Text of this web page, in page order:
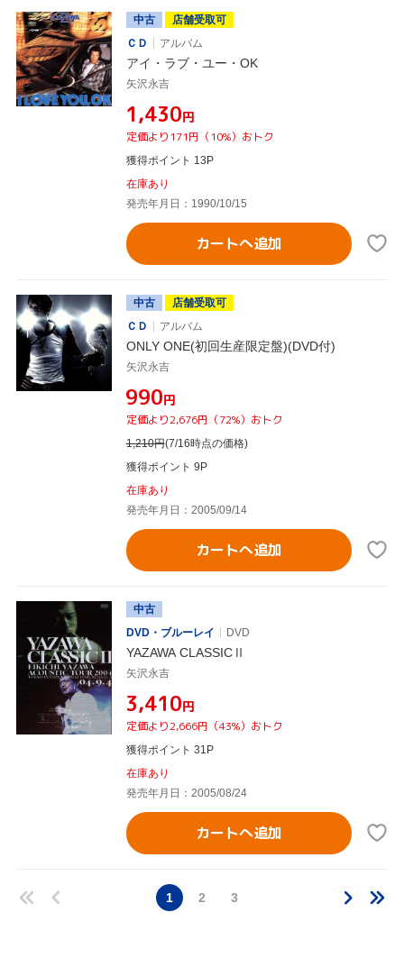
中古
店舗受取可
ＣＤ
アルバム
アイ・ラブ・ユー・OK
矢沢永吉
¥1,430円
定価より171円（10%）おトク
獲得ポイント 13P
在庫あり
発売年月日：1990/10/15
カートへ追加
中古
店舗受取可
ＣＤ
アルバム
ONLY ONE(初回生産限定盤)(DVD付)
矢沢永吉
¥990円
定価より2,676円（72%）おトク
1,210円(7/16時点の価格)
獲得ポイント 9P
在庫あり
発売年月日：2005/09/14
カートへ追加
中古
DVD・ブルーレイ
DVD
YAZAWA CLASSICⅡ
矢沢永吉
¥3,410円
定価より2,666円（43%）おトク
獲得ポイント 31P
在庫あり
発売年月日：2005/08/24
カートへ追加
1 2 3